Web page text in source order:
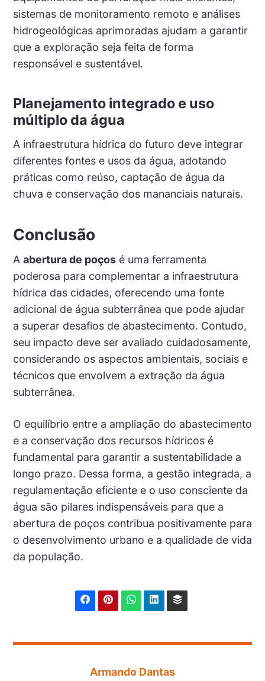
sistemas de monitoramento remoto e análises
hidrogeológicas aprimoradas ajudam a garantir
que a exploração seja feita de forma
responsável e sustentável.
Planejamento integrado e uso
múltiplo da água
A infraestrutura hídrica do futuro deve integrar
diferentes fontes e usos da água, adotando
práticas como reúso, captação de água da
chuva e conservação dos mananciais naturais.
Conclusão
A abertura de poçosé uma ferramenta
poderosa para complementar a infraestrutura
hídrica das cidades, oferecendo uma fonte
adicional de água subterrânea que pode ajudar
a superar desafios de abastecimento. Contudo,
seu impacto deve ser avaliado cuidadosamente,
considerando os aspectos ambientais, sociais e
técnicos que envolvem a extração da água
subterrânea.
O equilíbrio entre a ampliação do abastecimento
e a conservação dos recursos hídricos é
fundamental para garantir a sustentabilidade a
longo prazo. Dessa forma, a gestão integrada, a
regulamentação eficiente e o uso consciente da
água são pilares indispensáveis para que a
abertura de poços contribua positivamente para
o desenvolvimento urbano e a qualidade de vida
da população.
Armando Dantas